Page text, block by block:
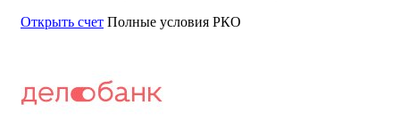
Открыть счет Полные условия РКО